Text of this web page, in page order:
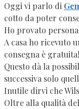
Oggi vi parlo di
cotto da poter
Ho provato
A casa ho ricevuto
consegna è gratuita!
Questo dà la
successiva solo
Inutile dirvi che
Oltre alla qualità